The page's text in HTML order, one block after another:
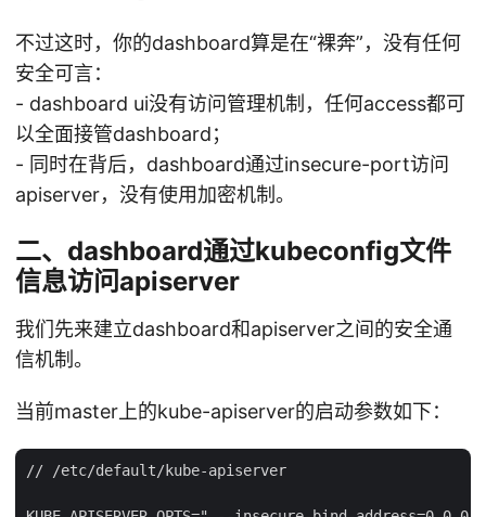
不过这时，你的dashboard算是在“裸奔”，没有任何
安全可言：
- dashboard ui没有访问管理机制，任何access都可
以全面接管dashboard；
- 同时在背后，dashboard通过insecure-port访问
apiserver，没有使用加密机制。
二、dashboard通过kubeconfig文件
信息访问apiserver
我们先来建立dashboard和apiserver之间的安全通
信机制。
当前master上的kube-apiserver的启动参数如下：
// /etc/default/kube-apiserver